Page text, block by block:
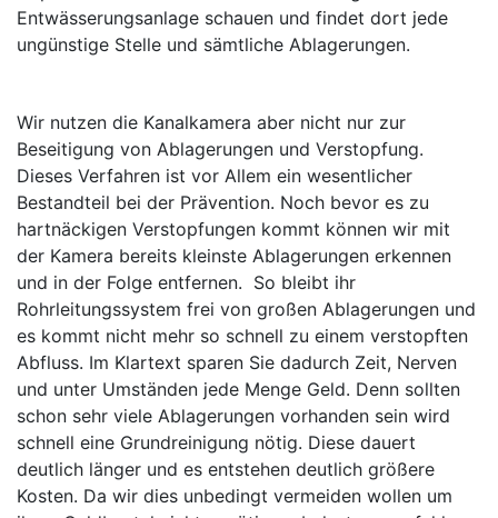
Entwässerungsanlage schauen und findet dort jede
ungünstige Stelle und sämtliche Ablagerungen.
Wir nutzen die Kanalkamera aber nicht nur zur
Beseitigung von Ablagerungen und Verstopfung.
Dieses Verfahren ist vor Allem ein wesentlicher
Bestandteil bei der Prävention. Noch bevor es zu
hartnäckigen Verstopfungen kommt können wir mit
der Kamera bereits kleinste Ablagerungen erkennen
und in der Folge entfernen. So bleibt ihr
Rohrleitungssystem frei von großen Ablagerungen und
es kommt nicht mehr so schnell zu einem verstopften
Abfluss. Im Klartext sparen Sie dadurch Zeit, Nerven
und unter Umständen jede Menge Geld. Denn sollten
schon sehr viele Ablagerungen vorhanden sein wird
schnell eine Grundreinigung nötig. Diese dauert
deutlich länger und es entstehen deutlich größere
Kosten. Da wir dies unbedingt vermeiden wollen um